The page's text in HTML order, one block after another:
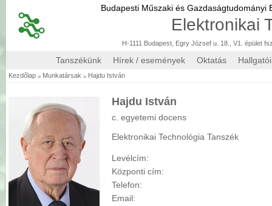
Budapesti Műszaki és Gazdaságtudományi
Elektronikai
H-1111 Budapest, Egry József u. 18., V1. épület
Tanszékünk Hírek / események Oktatás
Kezdőlap » Munkatársak » Hajdu István
Hajdu István
c. egyetemi docens
Elektronikai Technológia Tanszék
Levélcím:
Központi cím:
Telefon:
Email: